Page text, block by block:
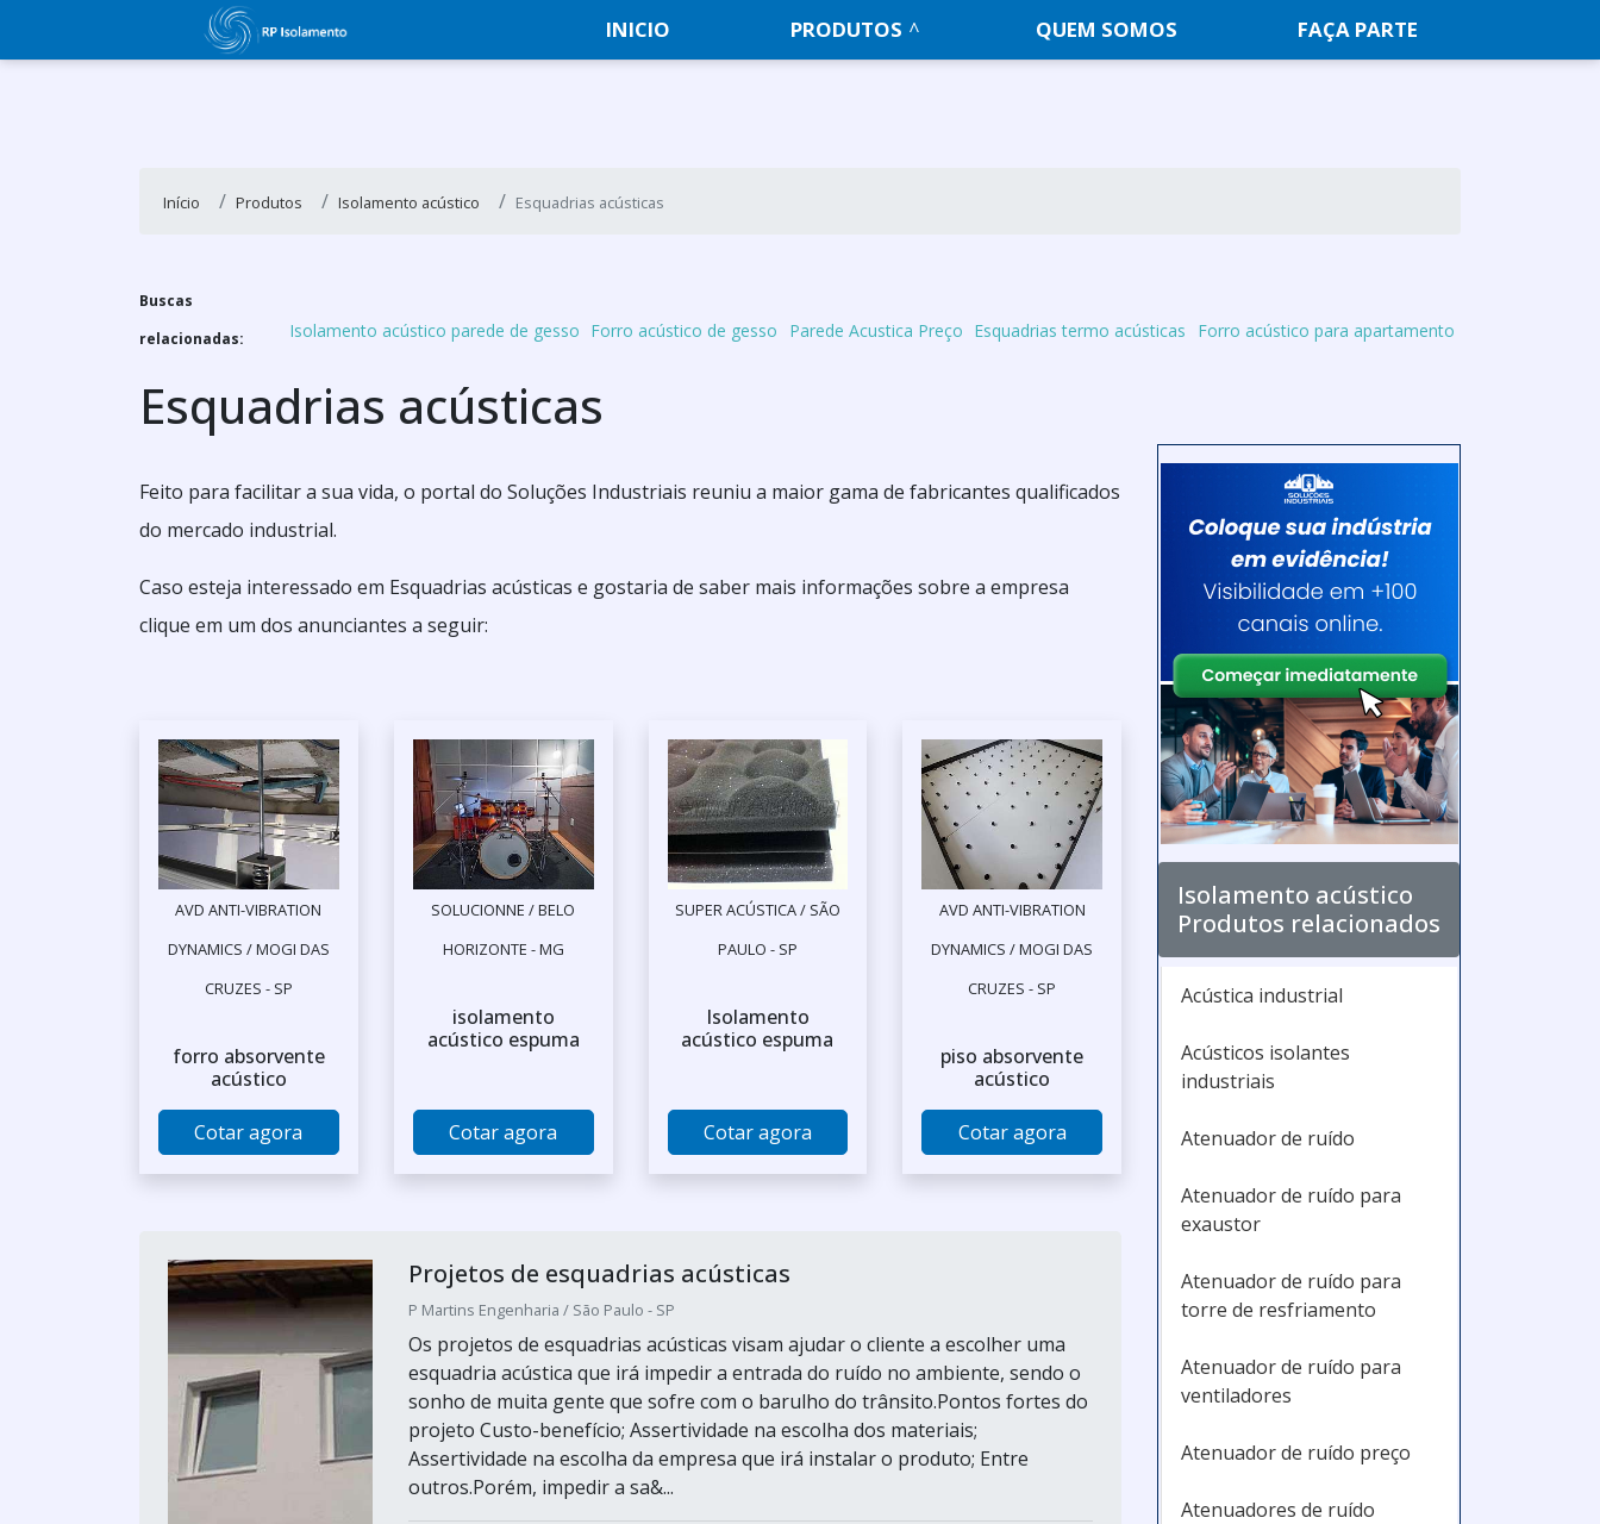
INICIO PRODUTOS QUEM SOMOS FAÇA PARTE
Início Produtos Isolamento acústico Esquadrias acústicas
Buscas
relacionadas:
Isolamento acústico parede de gesso Forro acústico de gesso Parede Acustica Preço Esquadrias termo acústicas Forro acústico para apartamento
Esquadrias acústicas
Feito para facilitar a sua vida, o portal do Soluções Industriais reuniu a maior gama de fabricantes qualificados
do mercado industrial.
Caso esteja interessado em Esquadrias acústicas e gostaria de saber mais informações sobre a empresa
clique em um dos anunciantes a seguir:
AVD ANTI-VIBRATION
DYNAMICS / MOGI DAS
CRUZES - SP
forro absorvente
acústico
Cotar agora
SOLUCIONNE / BELO
HORIZONTE - MG
isolamento
acústico espuma
Cotar agora
SUPER ACÚSTICA / SÃO
PAULO - SP
Isolamento
acústico espuma
Cotar agora
AVD ANTI-VIBRATION
DYNAMICS / MOGI DAS
CRUZES - SP
piso absorvente
acústico
Cotar agora
Projetos de esquadrias acústicas
P Martins Engenharia / São Paulo - SP
Os projetos de esquadrias acústicas visam ajudar o cliente a escolher uma
esquadria acústica que irá impedir a entrada do ruído no ambiente, sendo o
sonho de muita gente que sofre com o barulho do trânsito.Pontos fortes do
projeto Custo-benefício; Assertividade na escolha dos materiais;
Assertividade na escolha da empresa que irá instalar o produto; Entre
outros.Porém, impedir a sa&...
Isolamento acústico
Produtos relacionados
Acústica industrial
Acústicos isolantes
industriais
Atenuador de ruído
Atenuador de ruído para
exaustor
Atenuador de ruído para
torre de resfriamento
Atenuador de ruído para
ventiladores
Atenuador de ruído preço
Atenuadores de ruído